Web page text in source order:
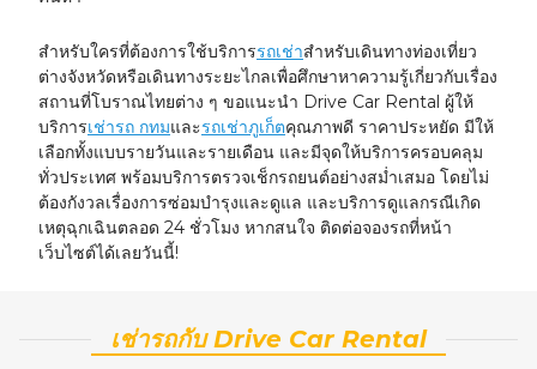
สำหรับใครที่ต้องการใช้บริการรถเช่าสำหรับเดินทางท่องเที่ยว
ต่างจังหวัดหรือเดินทางระยะไกลเพื่อศึกษาหาความรู้เกี่ยวกับเรื่อง
สถานที่โบราณไทยต่าง ๆ ขอแนะนำ Drive Car Rental ผู้ให้
บริการเช่ารถ กทมและรถเช่าภูเก็ตคุณภาพดี ราคาประหยัด มีให้
เลือกทั้งแบบรายวันและรายเดือน และมีจุดให้บริการครอบคลุม
ทั่วประเทศ พร้อมบริการตรวจเช็กรถยนต์อย่างสม่ำเสมอ โดยไม่
ต้องกังวลเรื่องการซ่อมบำรุงและดูแล และบริการดูแลกรณีเกิด
เหตุฉุกเฉินตลอด 24 ชั่วโมง หากสนใจ ติดต่อจองรถที่หน้า
เว็บไซต์ได้เลยวันนี้!
เช่ารถกับ Drive Car Rental